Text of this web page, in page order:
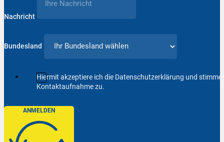
Nachricht
Bundesland
Hiermit akzeptiere ich die Datenschutzerklärung und
Kontaktaufnahme zu.
ANMELDEN